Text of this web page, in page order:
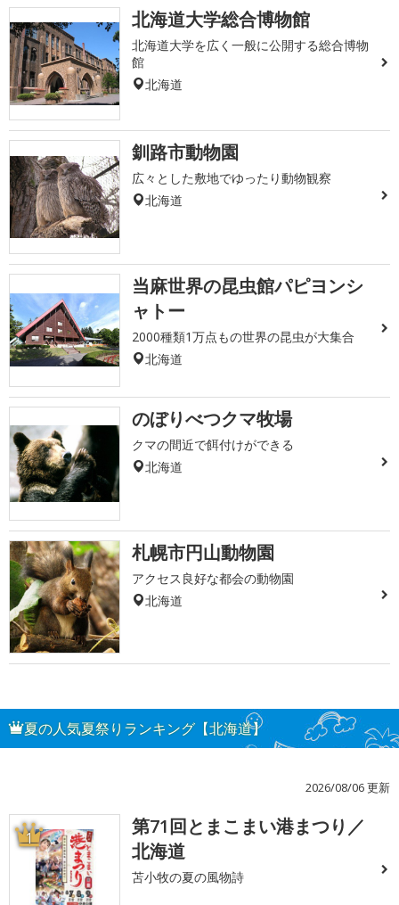
北海道大学総合博物館
北海道大学を広く一般に公開する総合博物
館
北海道
釧路市動物園
広々とした敷地でゆったり動物観察
北海道
当麻世界の昆虫館パピヨンシ
ャトー
2000種類1万点もの世界の昆虫が大集合
北海道
のぼりべつクマ牧場
クマの間近で餌付けができる
北海道
札幌市円山動物園
アクセス良好な都会の動物園
北海道
夏の人気夏祭りランキング【北海道】
2026/08/06 更新
1
第71回とまこまい港まつり／
北海道
苫小牧の夏の風物詩